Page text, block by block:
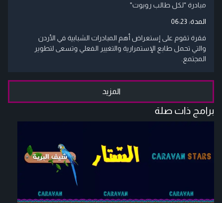
مبادرة "لكل طالب روبوت"
المدة: 06:23
فقرة تقوم على إستعراض أهم المبادرات الشبابية في الأردن
والتي تحمل طابع الإستمرارية والتغيير الفعلي وتسعى لتطوير
المجتمع.
المزيد
برامج ذات صلة